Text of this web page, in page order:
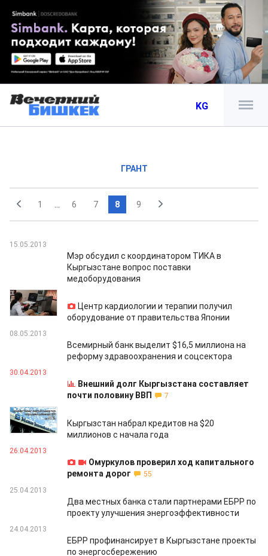
KG
ГРАНТ
1 6 7 8 9
15.05.2013
Мэр обсудил с координатором ТИКА в
Кыргызстане вопрос поставки
медоборудования
08.05.2013
Центр кардиологии и терапии получил
оборудование от правительства Японии
08.05.2013
Всемирный банк выделит $16,5 миллиона на
реформу здравоохранения и соцсектора
30.04.2013
Внешний долг Кыргызстана составляет
почти половину ВВП
7
29.04.2013
Кыргызстан набрал кредитов на $20
миллионов с начала года
26.04.2013
Омуркулов проверил ход капитального
ремонта дорог
55
25.04.2013
Два местных банка стали партнерами ЕБРР по
проекту улучшения энергоэффективности
24.04.2013
ЕБРР профинансирует в Кыргызстане проекты
по энергосбережению